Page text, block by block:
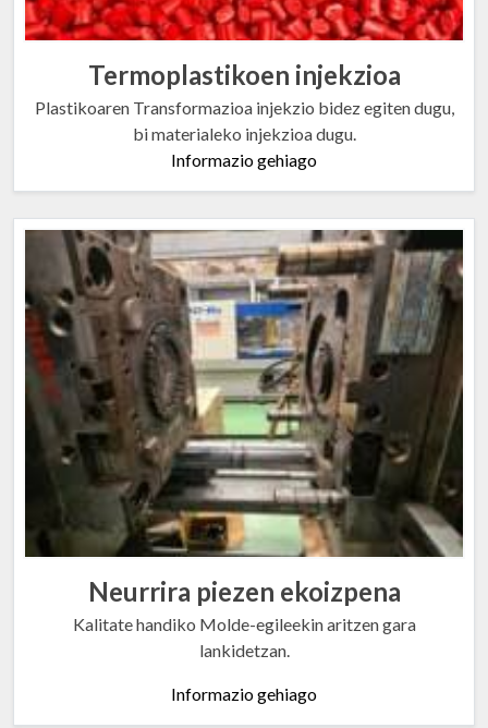
Termoplastikoen injekzioa
Plastikoaren Transformazioa injekzio bidez egiten dugu,
bi materialeko injekzioa dugu.
Informazio gehiago
Neurrira piezen ekoizpena
Kalitate handiko Molde-egileekin aritzen gara
lankidetzan.
Informazio gehiago